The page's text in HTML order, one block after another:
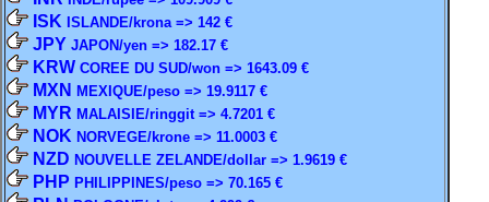
ISK ISLANDE/krona => 142 €
JPY JAPON/yen => 182.17 €
KRW COREE DU SUD/won => 1643.09 €
MXN MEXIQUE/peso => 19.9117 €
MYR MALAISIE/ringgit => 4.7201 €
NOK NORVEGE/krone => 11.0003 €
NZD NOUVELLE ZELANDE/dollar => 1.9619 €
PHP PHILIPPINES/peso => 70.165 €